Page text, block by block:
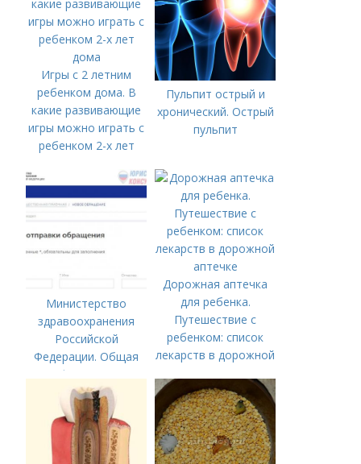
Игры с 2 летним
ребенком дома. В
какие развивающие
игры можно играть с
ребенком 2-х лет
Пульпит острый и
хронический. Острый
пульпит
Министерство
здравоохранения
Российской
Федерации. Общая
информация о
Министерстве
здравоохранения
Российской
Федерации
Дорожная аптечка
для ребенка.
Путешествие с
ребенком: список
лекарств в дорожной